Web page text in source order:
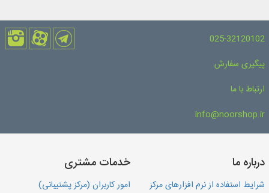
025-32120102
پیگیری سفارش
ارتباط با ما
info@noorshop.ir
درباره ما
شرایط استفاده از نرم افزارهای مرکز
خدمات مشتری
امور کاربران (مرکز پشتیبانی)